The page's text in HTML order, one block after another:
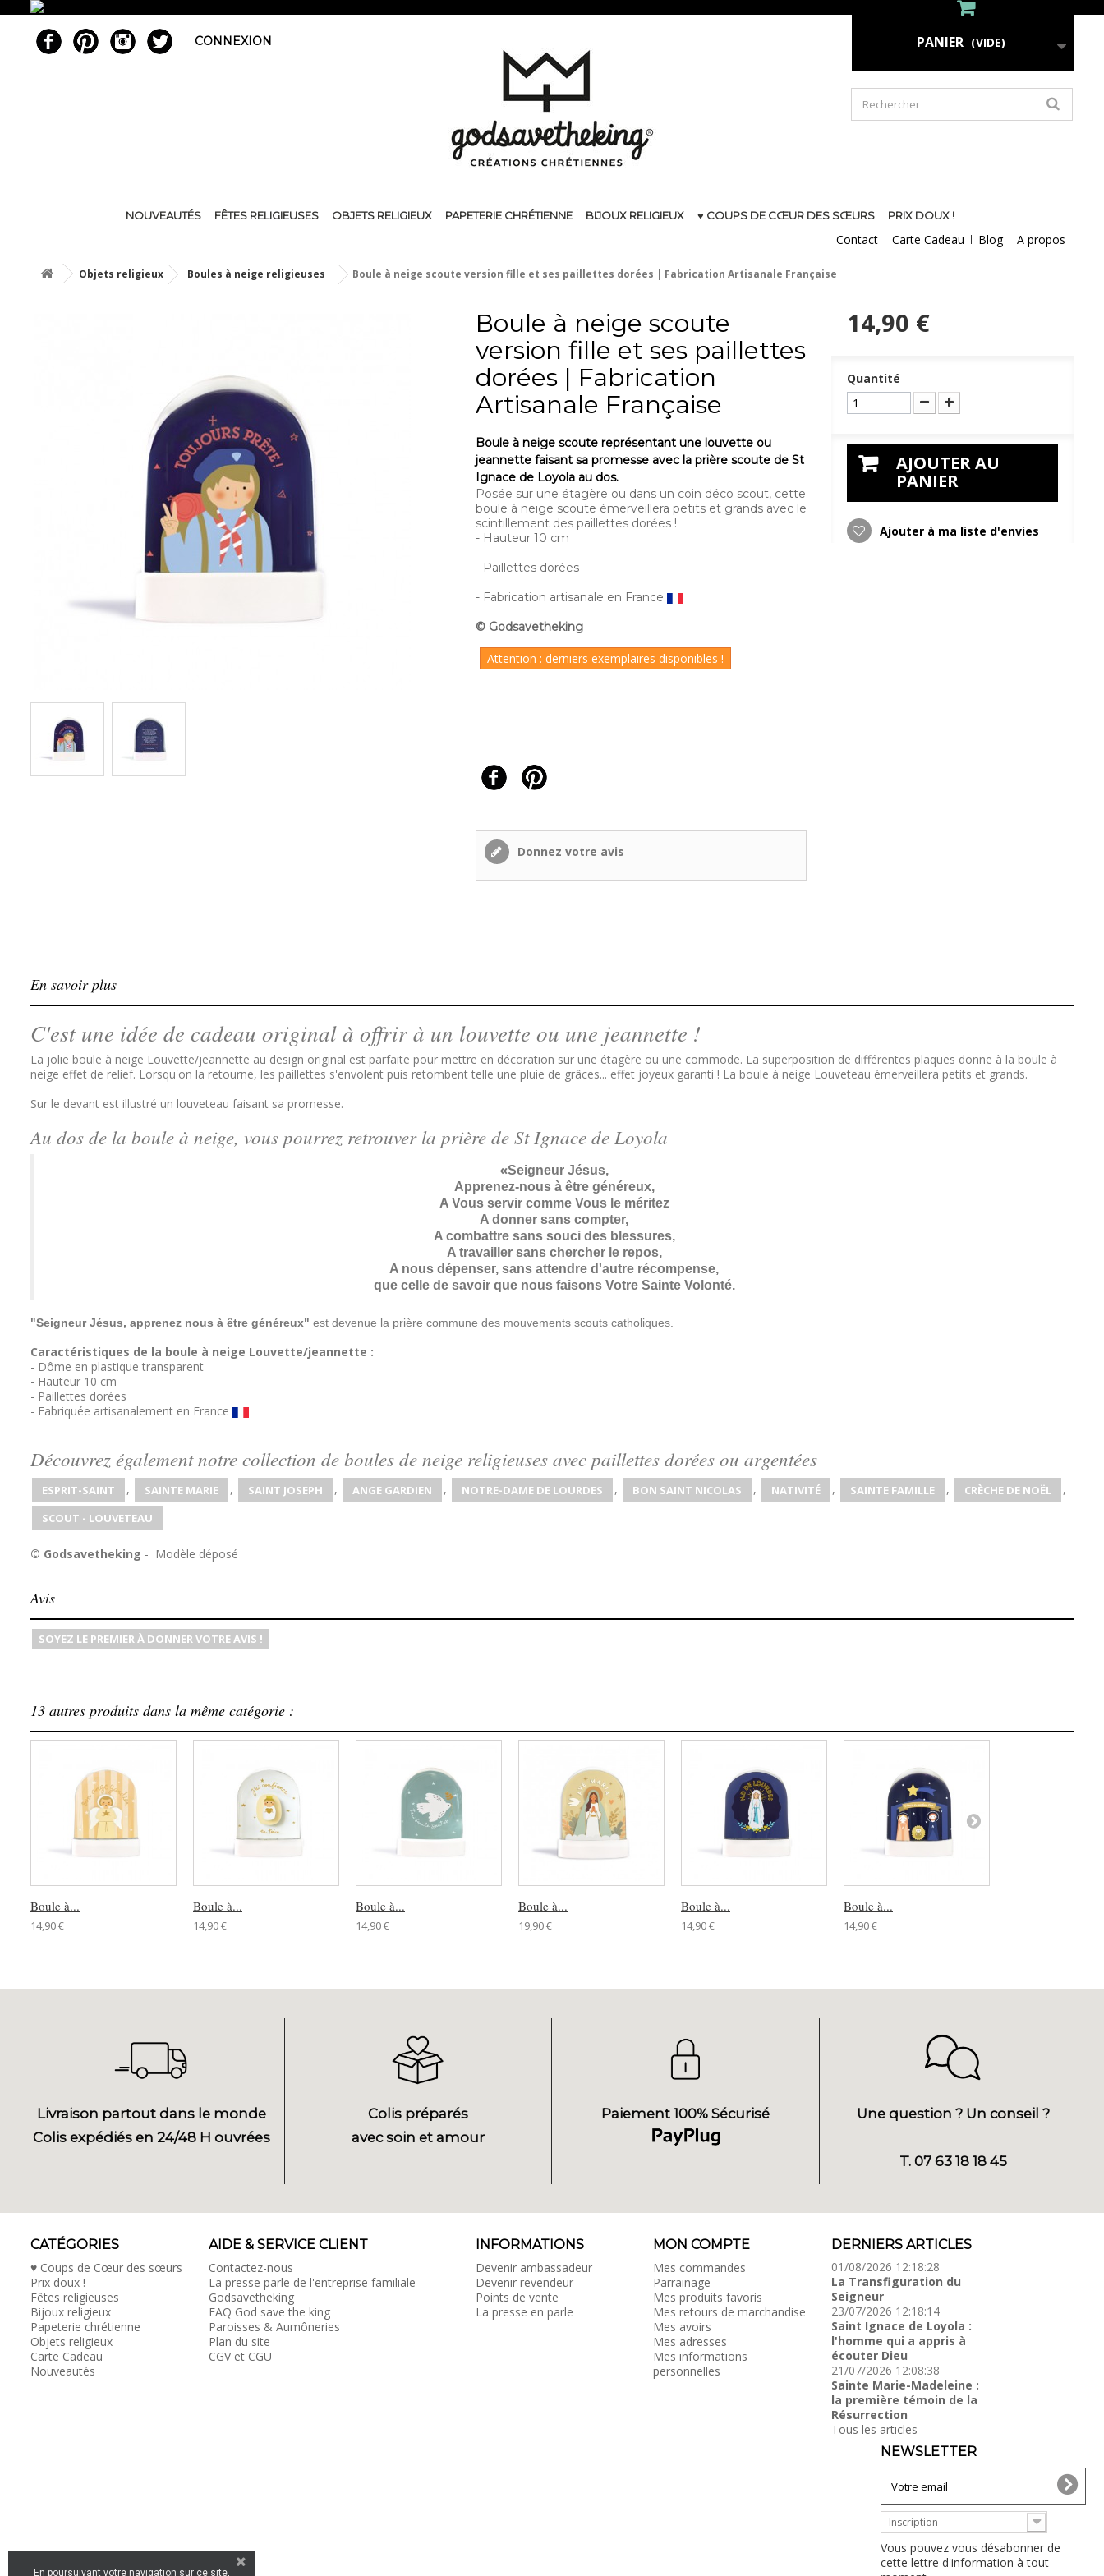
CONNEXION PANIER (VIDE)
NOUVEAUTÉS FÊTES RELIGIEUSES OBJETS RELIGIEUX PAPETERIE CHRÉTIENNE BIJOUX RELIGIEUX ♥ COUPS DE CŒUR DES SŒURS PRIX DOUX !
Contact Carte Cadeau Blog A propos
Objets religieux Boules à neige religieuses Boule à neige scoute version fille et ses paillettes dorées | Fabrication Artisanale Française
Boule à neige scoute
version fille et ses paillettes
dorées | Fabrication
Artisanale Française
Boule à neige scoute représentant une louvette ou
jeannette faisant sa promesse avec la prière scoute de St
Ignace de Loyola au dos.
Posée sur une étagère ou dans un coin déco scout, cette
boule à neige scoute émerveillera petits et grands avec le
scintillement des paillettes dorées !
- Hauteur 10 cm
- Paillettes dorées
- Fabrication artisanale en France
© Godsavetheking
Attention : derniers exemplaires disponibles !
Donnez votre avis
14,90 €
Quantité
AJOUTER AU
PANIER
Ajouter à ma liste d'envies
En savoir plus
C'est une idée de cadeau original à offrir à un louvette ou une jeannette !
La jolie boule à neige Louvette/jeannette au design original est parfaite pour mettre en décoration sur une étagère ou une commode. La superposition de différentes plaques donne à la boule à
neige effet de relief. Lorsqu'on la retourne, les paillettes s'envolent puis retombent telle une pluie de grâces... effet joyeux garanti ! La boule à neige Louveteau émerveillera petits et grands.
Sur le devant est illustré un louveteau faisant sa promesse.
Au dos de la boule à neige, vous pourrez retrouver la prière de St Ignace de Loyola
«Seigneur Jésus,
Apprenez-nous à être généreux,
A Vous servir comme Vous le méritez
A donner sans compter,
A combattre sans souci des blessures,
A travailler sans chercher le repos,
A nous dépenser, sans attendre d'autre récompense,
que celle de savoir que nous faisons Votre Sainte Volonté.
"Seigneur Jésus, apprenez nous à être généreux" est devenue la prière commune des mouvements scouts catholiques.
Caractéristiques de la boule à neige Louvette/jeannette :
- Dôme en plastique transparent
- Hauteur 10 cm
- Paillettes dorées
- Fabriquée artisanalement en France
Découvrez également notre collection de boules de neige religieuses avec paillettes dorées ou argentées
ESPRIT-SAINT , SAINTE MARIE , SAINT JOSEPH , ANGE GARDIEN , NOTRE-DAME DE LOURDES , BON SAINT NICOLAS , NATIVITÉ , SAINTE FAMILLE , CRÈCHE DE NOËL ,
SCOUT - LOUVETEAU
© Godsavetheking - Modèle déposé
Avis
SOYEZ LE PREMIER À DONNER VOTRE AVIS !
13 autres produits dans la même catégorie :
Boule à...
14,90 €
Boule à...
14,90 €
Boule à...
14,90 €
Boule à...
19,90 €
Boule à...
14,90 €
Boule à...
14,90 €
Livraison partout dans le monde
Colis expédiés en 24/48 H ouvrées
Colis préparés
avec soin et amour
Paiement 100% Sécurisé Une question ? Un conseil ?
T. 07 63 18 18 45
CATÉGORIES
♥ Coups de Cœur des sœurs
Prix doux !
Fêtes religieuses
Bijoux religieux
Papeterie chrétienne
Objets religieux
Carte Cadeau
Nouveautés
AIDE & SERVICE CLIENT
Contactez-nous
La presse parle de l'entreprise familiale
Godsavetheking
FAQ God save the king
Paroisses & Aumôneries
Plan du site
CGV et CGU
INFORMATIONS
Devenir ambassadeur
Devenir revendeur
Points de vente
La presse en parle
MON COMPTE
Mes commandes
Parrainage
Mes produits favoris
Mes retours de marchandise
Mes avoirs
Mes adresses
Mes informations
personnelles
DERNIERS ARTICLES
01/08/2026 12:18:28
La Transfiguration du
Seigneur
23/07/2026 12:18:14
Saint Ignace de Loyola :
l'homme qui a appris à
écouter Dieu
21/07/2026 12:08:38
Sainte Marie-Madeleine :
la première témoin de la
Résurrection
Tous les articles
NEWSLETTER
Inscription
Vous pouvez vous désabonner de
cette lettre d'information à tout
En poursuivant votre navigation sur ce site,